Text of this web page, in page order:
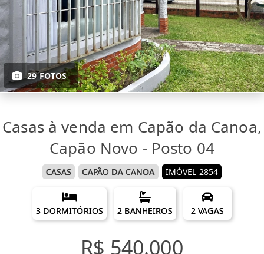
29 FOTOS
Casas à venda em Capão da Canoa,
Capão Novo - Posto 04
CASAS CAPÃO DA CANOA IMÓVEL 2854
3 DORMITÓRIOS 2 BANHEIROS 2 VAGAS
R$ 540.000